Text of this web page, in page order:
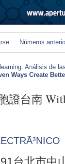
Números
Análisis de
Ways Create
證台南
台北市中